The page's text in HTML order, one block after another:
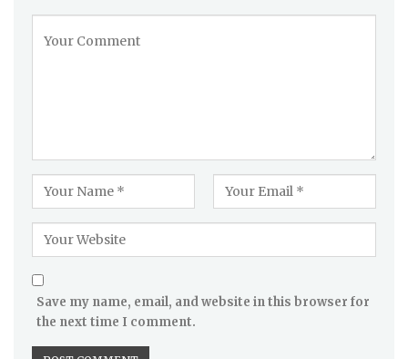
Save my name, email, and website in this browser for
the next time I comment.